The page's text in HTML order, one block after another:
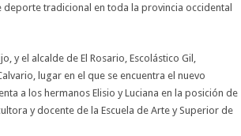
deporte tradicional en toda la provincia occidental
y el alcalde de El Rosario, Escolástico Gil,
lugar en el que se encuentra el nuevo
a los hermanos Elisio y Luciana en la posición de
y docente de la Escuela de Arte y Superior de